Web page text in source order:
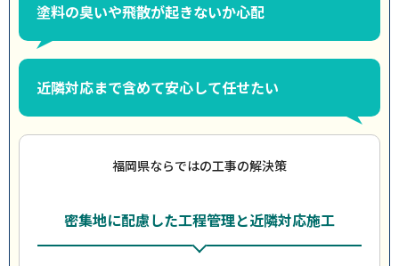
塗料の臭いや飛散が起きないか心配
近隣対応まで含めて安心して任せたい
福岡県ならではの工事の解決策
密集地に配慮した工程管理と近隣対応施工